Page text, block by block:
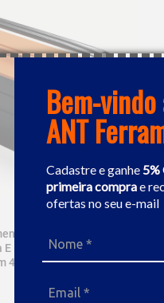
Bem-vindo
ANT
Cadastre e ganhe5%
primeira comprae
ofertas no seu e-mail
Sanfonada 5
Preta Tramontina
44952000
R$ 109,62